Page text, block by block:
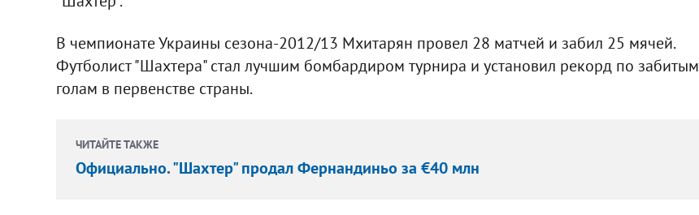
В чемпионате Украины сезона-2012/13 Мхитарян провел 28 матчей и забил 25 мячей.
Футболист "Шахтера" стал лучшим бомбардиром турнира и установил рекорд по забитым
голам в первенстве страны.
ЧИТАЙТЕ ТАКЖЕ
Официально. "Шахтер" продал Фернандиньо за €40 млн